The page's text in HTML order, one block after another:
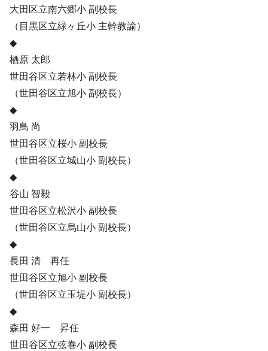
大田区立南六郷小 副校長
（目黒区立緑ヶ丘小 主幹教諭）
◆
栖原 太郎
世田谷区立若林小 副校長
（世田谷区立旭小 副校長）
◆
羽鳥 尚
世田谷区立桜小 副校長
（世田谷区立城山小 副校長）
◆
谷山 智毅
世田谷区立松沢小 副校長
（世田谷区立烏山小 副校長）
◆
長田 清 再任
世田谷区立旭小 副校長
（世田谷区立玉堤小 副校長）
◆
森田 好一 昇任
世田谷区立弦巻小 副校長